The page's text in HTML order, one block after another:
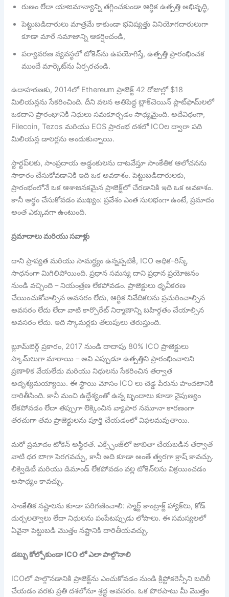
రుణం లేదా యాజమాన్యాన్ని తగ్గించకుండా ఆర్థిక ఉత్పత్తి అభివృద్ధి,
పెట్టుబడిదారులు మాత్రమే కాకుండా భవిష్యత్తు వినియోగదారులుగా
కూడా మారే సమాజాన్ని ఆకర్షించండి,
పర్యావరణ వ్యవస్థలో టోకెన్‌ను ఉపయోగిస్తే, ఉత్పత్తి ప్రారంభించక
ముందే మార్కెట్‌ను ఏర్పరచండి.
ఉదాహరణకు, 2014లో Ethereum ప్రాజెక్ట్ 42 రోజుల్లో $18
మిలియన్లను సేకరించింది. దీని వలన అతిపెద్ద బ్లాక్‌చెయిన్ ప్లాట్‌ఫామ్‌లలో
ఒకదాని ప్రారంభానికి నిధులు సమకూర్చడం సాధ్యమైంది. అదేవిధంగా,
Filecoin, Tezos మరియు EOS ప్రారంభ దశలో ICOల ద్వారా పది
మిలియన్ల డాలర్లను అందుకున్నాయి.
స్టార్టప్‌లకు, సాంప్రదాయ అడ్డంకులను దాటవేస్తూ సాంకేతిక ఆలోచనను
సాకారం చేసుకోవడానికి ఇది ఒక అవకాశం. పెట్టుబడిదారులకు,
ప్రారంభంలోనే ఒక ఆశాజనకమైన ప్రాజెక్ట్‌లో చేరడానికి ఇది ఒక అవకాశం.
కానీ అర్థం చేసుకోవడం ముఖ్యం: ప్రవేశం ఎంత సులభంగా ఉంటే, ప్రమాదం
అంత ఎక్కువగా ఉంటుంది.
ప్రమాదాలు మరియు సవాళ్లు
దాని ప్రాప్యత మరియు సామర్థ్యం ఉన్నప్పటికీ, ICO అధిక-రిస్క్
సాధనంగా మిగిలిపోయింది. ప్రధాన సమస్య దాని ప్రధాన ప్రయోజనం
నుండి వచ్చింది – నియంత్రణ లేకపోవడం. ప్రాజెక్టులు ధృవీకరణ
చేయించుకోవాల్సిన అవసరం లేదు, ఆర్థిక నివేదికలను ప్రచురించాల్సిన
అవసరం లేదు లేదా వాటి కార్పొరేట్ నిర్మాణాన్ని బహిర్గతం చేయాల్సిన
అవసరం లేదు. ఇది స్కామర్లకు తలుపులు తెరుస్తుంది.
బ్లూమ్‌బెర్గ్ ప్రకారం, 2017 నుండి దాదాపు 80% ICO ప్రాజెక్టులు
స్కామ్‌లుగా మారాయి – అవి ఎప్పుడూ ఉత్పత్తిని ప్రారంభించాలని
ప్రణాళిక వేయలేదు మరియు నిధులను సేకరించిన తర్వాత
అదృశ్యమయ్యాయి. ఈ స్థాయి మోసం ICO లు చెడ్డ పేరును పొందటానికి
దారితీసింది. కానీ మంచి ఉద్దేశ్యంతో ఉన్న బృందాలు కూడా నైపుణ్యం
లేకపోవడం లేదా తప్పుగా లెక్కించిన వ్యాపార నమూనా కారణంగా
తరచుగా తమ ప్రాజెక్టులను పూర్తి చేయడంలో విఫలమవుతాయి.
మరో ప్రమాదం టోకెన్ అస్థిరత. ఎక్స్ఛేంజ్‌లో జాబితా చేయబడిన తర్వాత
వాటి ధర బాగా పెరగవచ్చు, కానీ అది కూడా అంతే త్వరగా క్రాష్ కావచ్చు.
లిక్విడిటీ మరియు డిమాండ్ లేకపోవడం వల్ల టోకెన్‌లను విక్రయించడం
అసాధ్యం కావచ్చు.
సాంకేతిక నష్టాలను కూడా పరిగణించాలి: స్మార్ట్ కాంట్రాక్ట్ హ్యాక్‌లు, కోడ్
దుర్బలత్వాలు లేదా నిధులను పంపేటప్పుడు లోపాలు. ఈ సమస్యలలో
ఏవైనా పెట్టుబడి మొత్తం నష్టానికి దారితీయవచ్చు.
డబ్బు కోల్పోకుండా ICO లో ఎలా పాల్గొనాలి
ICOలో పాల్గొనడానికి ప్రాజెక్ట్‌ను ఎంచుకోవడం నుండి క్రిప్టోకరెన్సీని బదిలీ
చేయడం వరకు ప్రతి దశలోనూ శ్రద్ధ అవసరం. ఒక పొరపాటు మీ మొత్తం